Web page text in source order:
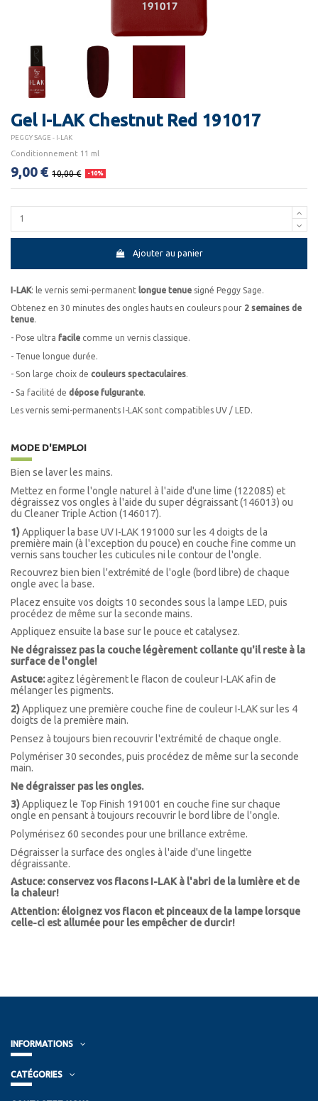
Gel I-LAK Chestnut Red 191017
PEGGY SAGE - I-LAK
Conditionnement 11 ml
9,00 € 10,00 € -10%
Ajouter au panier
I-LAK: le vernis semi-permanent longue tenue signé Peggy Sage.
Obtenez en 30 minutes des ongles hauts en couleurs pour 2 semaines de
tenue.
- Pose ultra facile comme un vernis classique.
- Tenue longue durée.
- Son large choix de couleurs spectaculaires.
- Sa facilité de dépose fulgurante.
Les vernis semi-permanents I-LAK sont compatibles UV / LED.
MODE D'EMPLOI
Bien se laver les mains.
Mettez en forme l'ongle naturel à l'aide d'une lime (122085) et
dégraissez vos ongles à l'aide du super dégraissant (146013) ou
du Cleaner Triple Action (146017).
1)Appliquer la base UV I-LAK 191000 sur les 4 doigts de la
première main (à l'exception du pouce) en couche fine comme un
vernis sans toucher les cuticules ni le contour de l'ongle.
Recouvrez bien bien l'extrémité de l'ogle (bord libre) de chaque
ongle avec la base.
Placez ensuite vos doigts 10 secondes sous la lampe LED, puis
procédez de même sur la seconde mains.
Appliquez ensuite la base sur le pouce et catalysez.
Ne dégraissez pas la couche légèrement collante qu'il reste à la
surface de l'ongle!
Astuce:agitez légèrement le flacon de couleur I-LAK afin de
mélanger les pigments.
2)Appliquez une première couche fine de couleur I-LAK sur les 4
doigts de la première main.
Pensez à toujours bien recouvrir l'extrémité de chaque ongle.
Polymériser 30 secondes, puis procédez de même sur la seconde
main.
Ne dégraisser pas les ongles.
3)Appliquez le Top Finish 191001 en couche fine sur chaque
ongle en pensant à toujours recouvrir le bord libre de l'ongle.
Polymérisez 60 secondes pour une brillance extrême.
Dégraisser la surface des ongles à l'aide d'une lingette
dégraissante.
Astuce: conservez vos flacons I-LAK à l'abri de la lumière et de
la chaleur!
Attention: éloignez vos flacon et pinceaux de la lampe lorsque
celle-ci est allumée pour les empêcher de durcir!
INFORMATIONS
CATÉGORIES